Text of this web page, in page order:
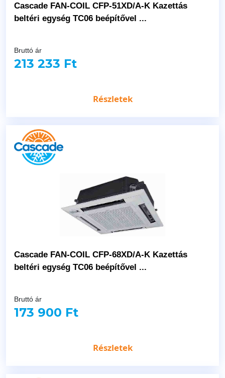
Cascade FAN-COIL CFP-51XD/A-K Kazettás
beltéri egység TC06 beépítővel ...
Bruttó ár
213 233 Ft
Részletek
Cascade FAN-COIL CFP-68XD/A-K Kazettás
beltéri egység TC06 beépítővel ...
Bruttó ár
173 900 Ft
Részletek